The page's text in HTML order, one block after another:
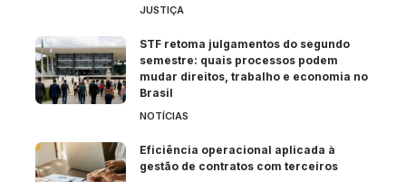
JUSTIÇA
STF retoma julgamentos do segundo
semestre: quais processos podem
mudar direitos, trabalho e economia no
Brasil
NOTÍCIAS
Eficiência operacional aplicada à
gestão de contratos com terceiros